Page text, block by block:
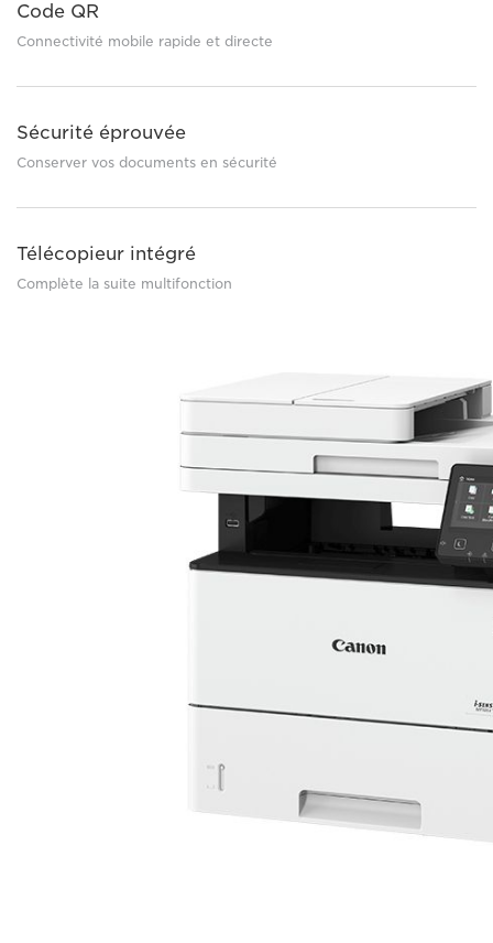
Code QR
Connectivité mobile rapide et directe
Sécurité éprouvée
Conserver vos documents en sécurité
Télécopieur intégré
Complète la suite multifonction